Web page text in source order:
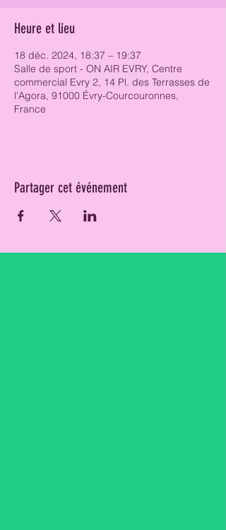
Heure et lieu
18 déc. 2024, 18:37 – 19:37
Salle de sport - ON AIR EVRY, Centre
commercial Evry 2, 14 Pl. des Terrasses de
l'Agora, 91000 Évry-Courcouronnes,
France
Partager cet événement